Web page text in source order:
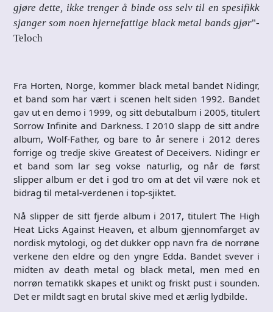
gjøre dette, ikke trenger å binde oss selv til en spesifikk
sjanger som noen hjernefattige black metal bands gjør"-
Teloch
Fra Horten, Norge, kommer black metal bandet Nidingr,
et band som har vært i scenen helt siden 1992. Bandet
gav ut en demo i 1999, og sitt debutalbum i 2005, titulert
Sorrow Infinite and Darkness. I 2010 slapp de sitt andre
album, Wolf-Father, og bare to år senere i 2012 deres
forrige og tredje skive Greatest of Deceivers. Nidingr er
et band som lar seg vokse naturlig, og når de først
slipper album er det i god tro om at det vil være nok et
bidrag til metal-verdenen i top-sjiktet.
Nå slipper de sitt fjerde album i 2017, titulert The High
Heat Licks Against Heaven, et album gjennomfarget av
nordisk mytologi, og det dukker opp navn fra de norrøne
verkene den eldre og den yngre Edda. Bandet svever i
midten av death metal og black metal, men med en
norrøn tematikk skapes et unikt og friskt pust i sounden.
Det er mildt sagt en brutal skive med et ærlig lydbilde.